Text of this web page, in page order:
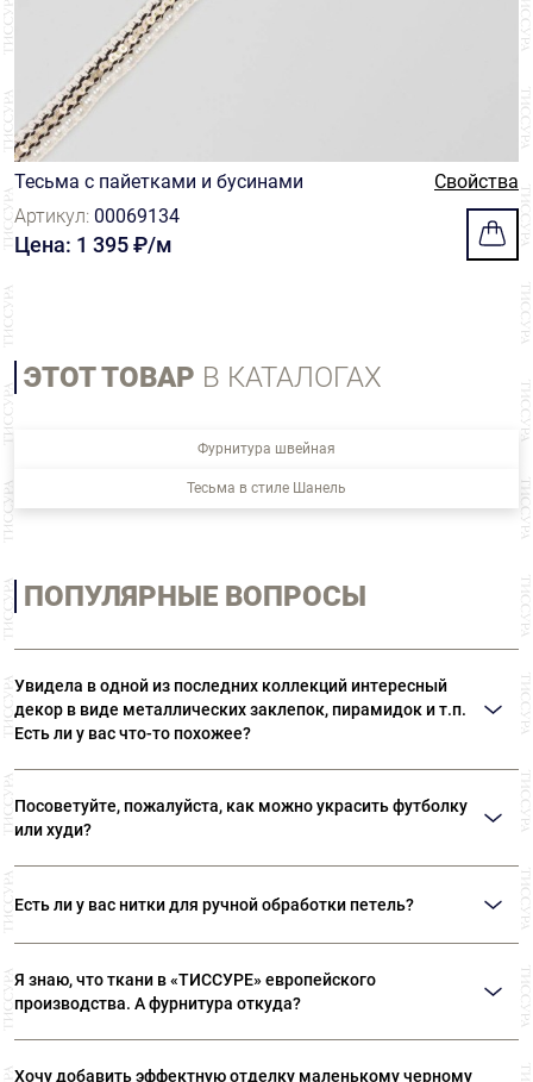
Тесьма с пайетками и бусинами
Свойства
Артикул: 00069134
Цена: 1 395 ₽/м
ЭТОТ ТОВАР В КАТАЛОГАХ
Фурнитура швейная
Тесьма в стиле Шанель
ПОПУЛЯРНЫЕ ВОПРОСЫ
Увидела в одной из последних коллекций интересный
декор в виде металлических заклепок, пирамидок и т.п.
Есть ли у вас что-то похожее?
материалов и форм позволяет выполнять самые различные виды декора.
В «ТИССУРЕ» представлен широкий ассортимент термоклепок Ramponi.
Посоветуйте, пожалуйста, как можно украсить футболку
или худи?
готовые декоративные элементы. Такие дополнения могут даже простую
футболку превратить в нарядную вещь. Также можем посоветовать
Есть ли у вас нитки для ручной обработки петель?
обработки петель вручную. Кроме того, в наших магазинах представлен
широкий ассортимент ниток Guetermann для различных швейных работ.
Я знаю, что ткани в «ТИССУРЕ» европейского
производства. А фурнитура откуда?
фабриках производителей, которые сотрудничают с известными
Хочу добавить эффектную отделку маленькому черному